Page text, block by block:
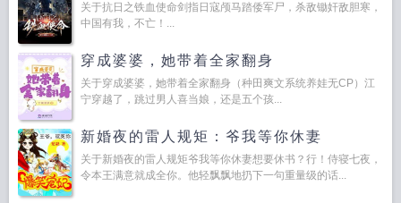
关于抗日之铁血使命剑指日寇颅马踏倭军尸，杀敌锄奸敌胆寒，
中国有我，不亡！...
穿成婆婆，她带着全家翻身
关于穿成婆婆，她带着全家翻身（种田爽文系统养娃无CP）江
宁穿越了，跳过男人喜当娘，还是五个孩...
新婚夜的雷人规矩：爷我等你休妻
关于新婚夜的雷人规矩爷我等你休妻想要休书？行！侍寝七夜，
令本王满意就成全你。他轻飘飘地扔下一句重量级的话...